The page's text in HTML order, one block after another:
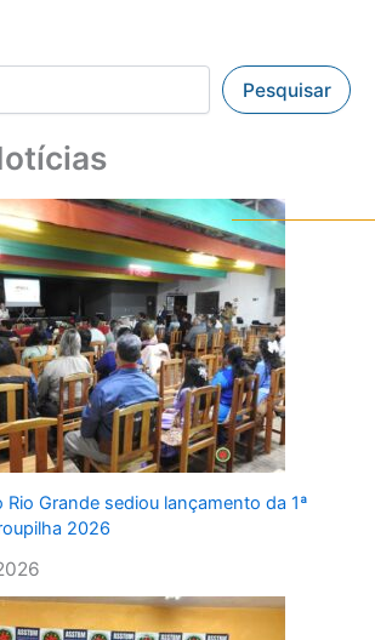
Pesquisar
Grande sediou lançamento da 1ª
2026